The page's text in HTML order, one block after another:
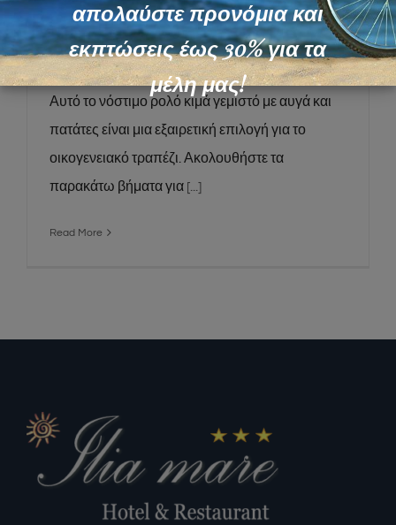
Ρολό κιμά γεμιστό με αυγά και
πατάτες
Αυτό το νόστιμο ρολό κιμά γεμιστό με αυγά και
πατάτες είναι μια εξαιρετική επιλογή για το
οικογενειακό τραπέζι. Ακολουθήστε τα
παρακάτω βήματα για [...]
Read More
απολαύστε προνόμια και
εκπτώσεις έως 30% για τα
μέλη μας!